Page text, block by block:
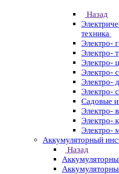
Назад
техника
Электро-
Электро-
Электро-
Электро-
Электро-
Электро-
Садовые
Электро-
Электро-
Электро-
Аккумуляторный
Назад